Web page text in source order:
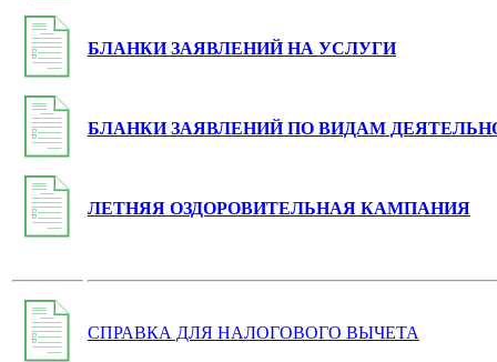
БЛАНКИ ЗАЯВЛЕНИЙ НА УСЛУГИ
БЛАНКИ ЗАЯВЛЕНИЙ ПО ВИДАМ
ЛЕТНЯЯ ОЗДОРОВИТЕЛЬНАЯ КАМПАНИЯ
СПРАВКА ДЛЯ НАЛОГОВОГО ВЫЧЕТА